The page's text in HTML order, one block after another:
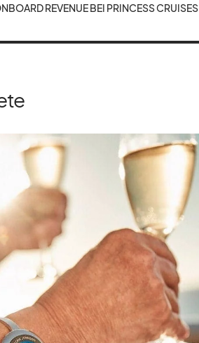
RE­VE­NUE BEI PRIN­CESS CRUI­SES